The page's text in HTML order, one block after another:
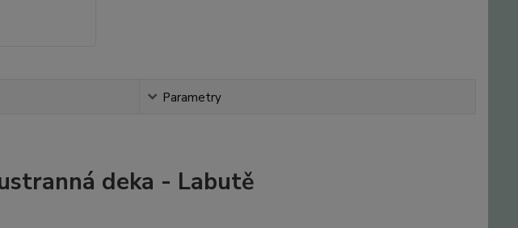
Parametry
deka - Labutě